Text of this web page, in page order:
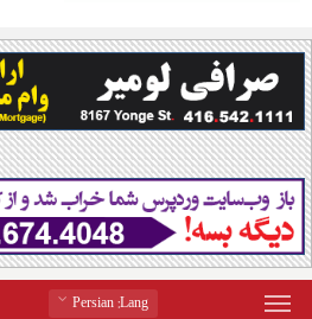
Lang
: Persian